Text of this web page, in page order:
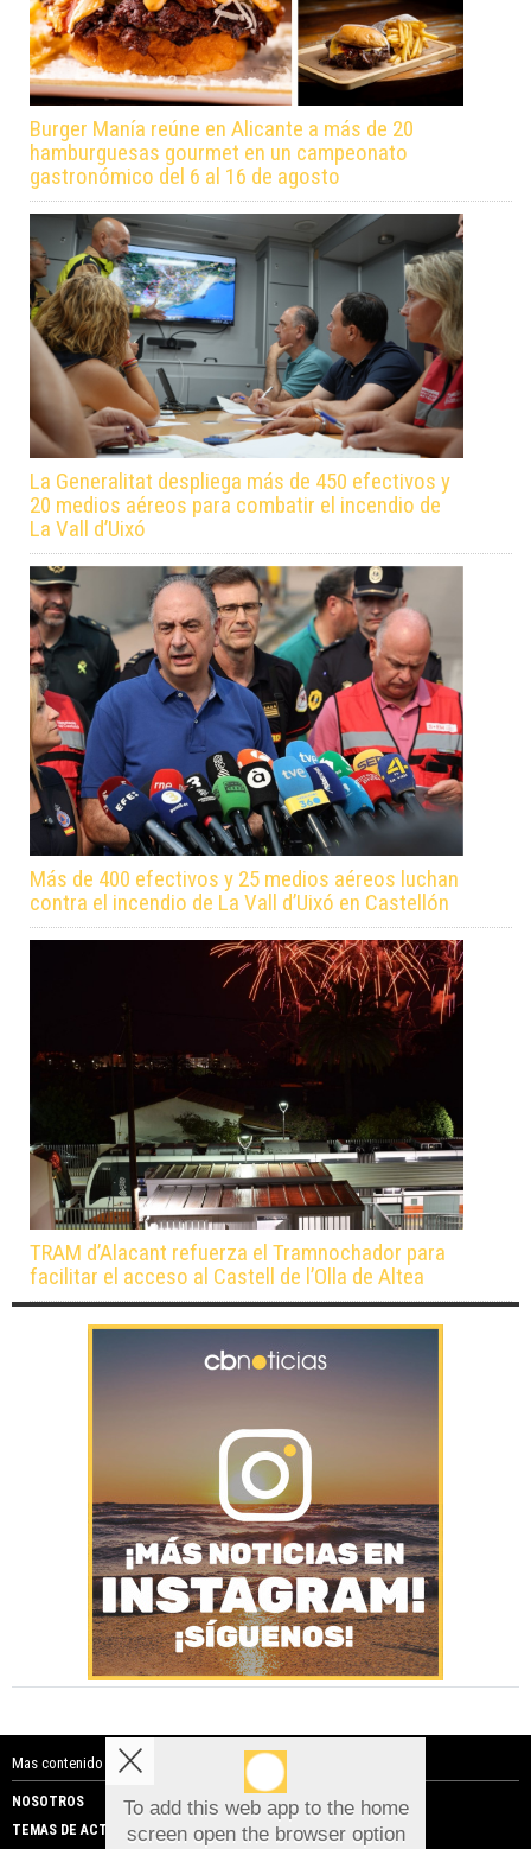
Burger Manía reúne en Alicante a más de 20
hamburguesas gourmet en un campeonato
gastronómico del 6 al 16 de agosto
La Generalitat despliega más de 450 efectivos y
20 medios aéreos para combatir el incendio de
La Vall d’Uixó
Más de 400 efectivos y 25 medios aéreos luchan
contra el incendio de La Vall d’Uixó en Castellón
TRAM d’Alacant refuerza el Tramnochador para
facilitar el acceso al Castell de l’Olla de Altea
Mas contenido de Costa Blanca Noticias:
NOSOTROS
PUBLICIDAD
TEMAS DE ACTUALIDAD
To add this web app to the home
screen open the browser option
Aviso sobre el Uso de cookies: